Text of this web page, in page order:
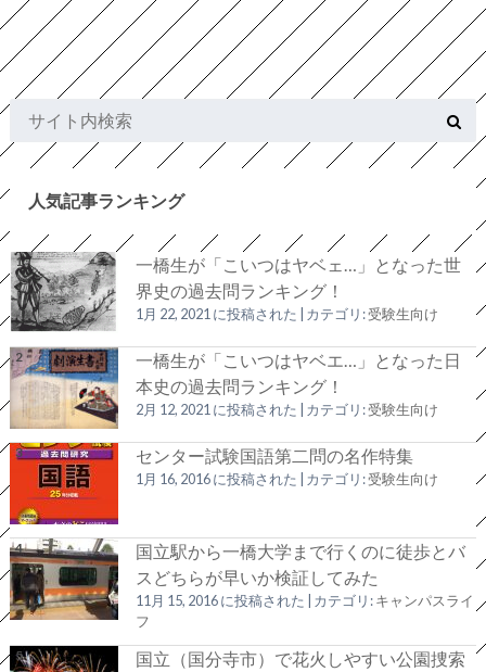
人気記事ランキング
一橋生が「こいつはヤベェ…」となった世
界史の過去問ランキング！
1月 22, 2021 に投稿された カテゴリ:受験生向け
一橋生が「こいつはヤベエ…」となった日
本史の過去問ランキング！
2月 12, 2021 に投稿された カテゴリ:受験生向け
センター試験国語第二問の名作特集
1月 16, 2016 に投稿された カテゴリ:受験生向け
国立駅から一橋大学まで行くのに徒歩とバ
スどちらが早いか検証してみた
11月 15, 2016 に投稿された カテゴリ:キャンパスライ
フ
国立（国分寺市）で花火しやすい公園捜索